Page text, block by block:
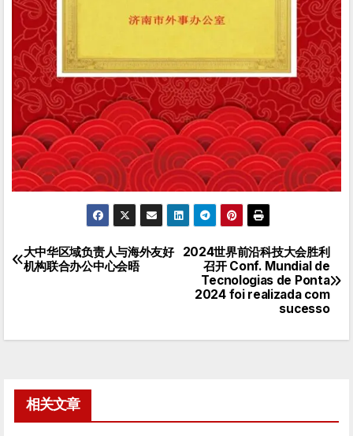
文
2024世界前沿科技大会胜利
召开 Conf. Mundial de
Tecnologias de Ponta
2024 foi realizada com
sucesso
大中华区域负责人与海外友好
机构联合办公中心会晤
相关文章